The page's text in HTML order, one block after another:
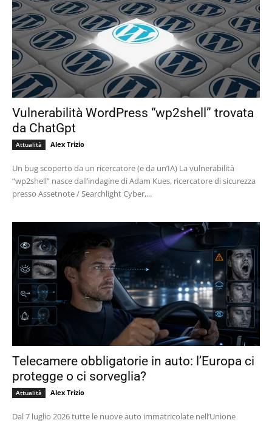
Vulnerabilità WordPress “wp2shell” trovata
da ChatGpt
Attualità Alex Trizio
Un bug scoperto da un ricercatore (e da un’IA) La vulnerabilità
“wp2shell” nasce dall’indagine di Adam Kues, ricercatore di sicurezza
presso Assetnote / Searchlight Cyber,...
Telecamere obbligatorie in auto: l’Europa ci
protegge o ci sorveglia?
Attualità Alex Trizio
Dal 7 luglio 2026 tutte le nuove auto immatricolate nell’Unione